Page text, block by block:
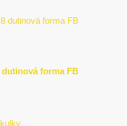
dutinová forma FB